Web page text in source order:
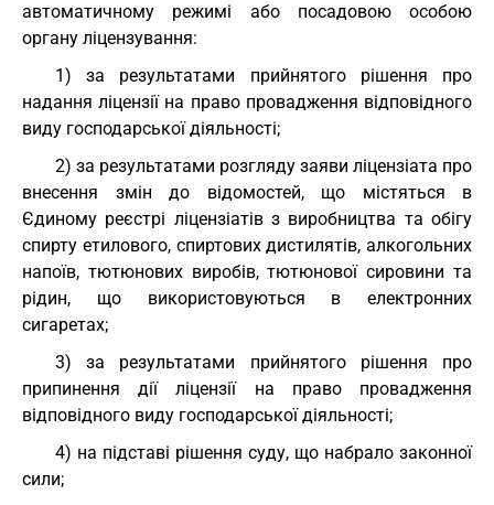
автоматичному режимі або посадовою особою
органу ліцензування:
1) за результатами прийнятого рішення про
надання ліцензії на право провадження відповідного
виду господарської діяльності;
2) за результатами розгляду заяви ліцензіата про
внесення змін до відомостей, що містяться в
Єдиному реєстрі ліцензіатів з виробництва та обігу
спирту етилового, спиртових дистилятів, алкогольних
напоїв, тютюнових виробів, тютюнової сировини та
рідин, що використовуються в електронних
сигаретах;
3) за результатами прийнятого рішення про
припинення дії ліцензії на право провадження
відповідного виду господарської діяльності;
4) на підставі рішення суду, що набрало законної
сили;